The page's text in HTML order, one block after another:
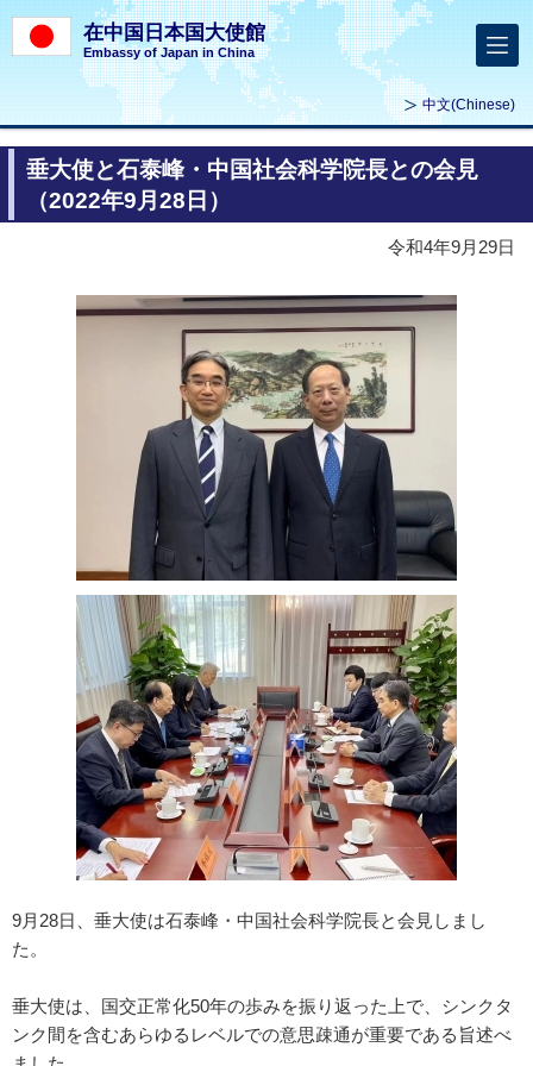
在中国日本国大使館
Embassy of Japan in China
中文(Chinese)
垂大使と石泰峰・中国社会科学院長との会見
（2022年9月28日）
令和4年9月29日
9月28日、垂大使は石泰峰・中国社会科学院長と会見しまし
た。
垂大使は、国交正常化50年の歩みを振り返った上で、シンクタ
ンク間を含むあらゆるレベルでの意思疎通が重要である旨述べ